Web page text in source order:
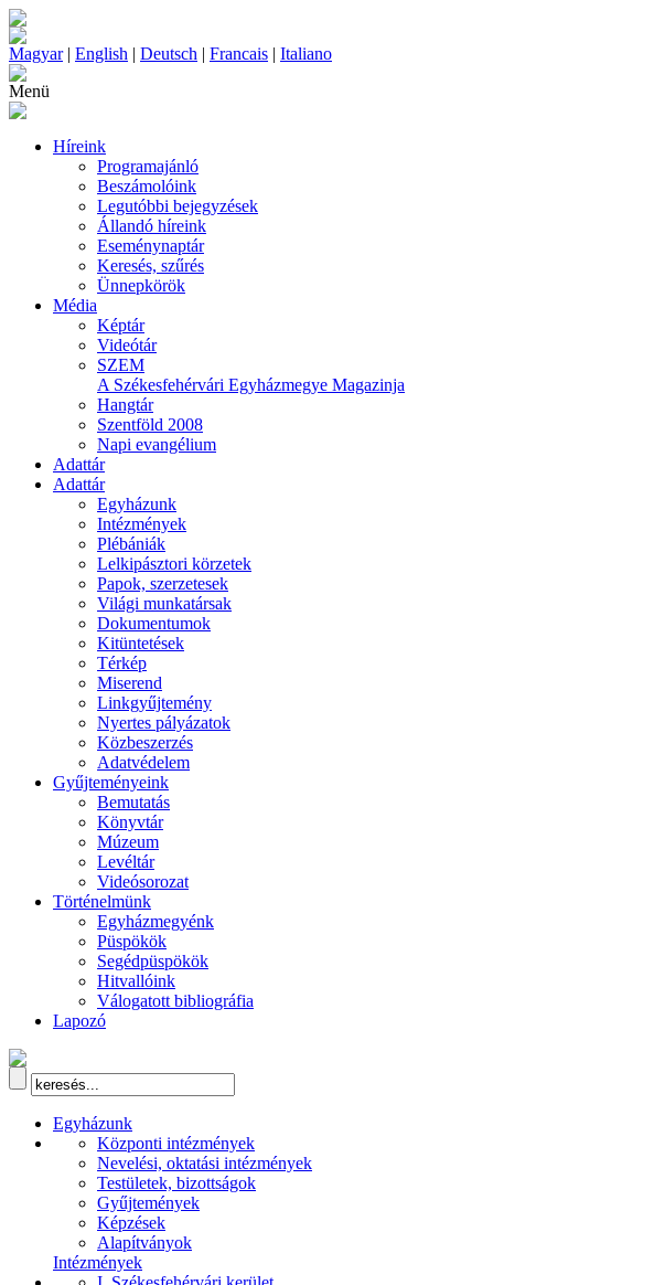
Magyar| English | Deutsch | Francais | Italiano
Menü
Híreink
Programajánló
Beszámolóink
Legutóbbi bejegyzések
Állandó híreink
Eseménynaptár
Keresés, szűrés
Ünnepkörök
Média
Képtár
Videótár
SZEM
A Székesfehérvári Egyházmegye Magazinja
Hangtár
Szentföld 2008
Napi evangélium
Adattár
Adattár
Egyházunk
Intézmények
Plébániák
Lelkipásztori körzetek
Papok, szerzetesek
Világi munkatársak
Dokumentumok
Kitüntetések
Térkép
Miserend
Linkgyűjtemény
Nyertes pályázatok
Közbeszerzés
Adatvédelem
Gyűjteményeink
Bemutatás
Könyvtár
Múzeum
Levéltár
Videósorozat
Történelmünk
Egyházmegyénk
Püspökök
Segédpüspökök
Hitvallóink
Válogatott bibliográfia
Lapozó
Egyházunk
Központi intézmények
Nevelési, oktatási intézmények
Testületek, bizottságok
Gyűjtemények
Képzések
Alapítványok
Intézmények